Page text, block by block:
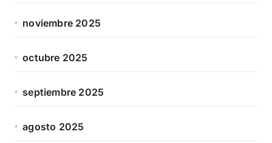
noviembre 2025
octubre 2025
septiembre 2025
agosto 2025